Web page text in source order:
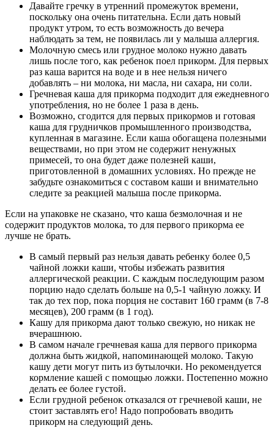
Давайте гречку в утренний промежуток времени,
поскольку она очень питательна. Если дать новый
продукт утром, то есть возможность до вечера
наблюдать за тем, не появилась ли у малыша аллергия.
Молочную смесь или грудное молоко нужно давать
лишь после того, как ребенок поел прикорм. Для первых
раз каша варится на воде и в нее нельзя ничего
добавлять – ни молока, ни масла, ни сахара, ни соли.
Гречневая каша для прикорма подходит для ежедневного
употребления, но не более 1 раза в день.
Возможно, сгодится для первых прикормов и готовая
каша для грудничков промышленного производства,
купленная в магазине. Если каша обогащена полезными
веществами, но при этом не содержит ненужных
примесей, то она будет даже полезней каши,
приготовленной в домашних условиях. Но прежде не
забудьте ознакомиться с составом каши и внимательно
следите за реакцией малыша после прикорма.
Если на упаковке не сказано, что каша безмолочная и не
содержит продуктов молока, то для первого прикорма ее
лучше не брать.
В самый первый раз нельзя давать ребенку более 0,5
чайной ложки каши, чтобы избежать развития
аллергической реакции. С каждым последующим разом
порцию надо сделать больше на 0,5-1 чайную ложку. И
так до тех пор, пока порция не составит 160 грамм (в 7-8
месяцев), 200 грамм (в 1 год).
Кашу для прикорма дают только свежую, но никак не
вчерашнюю.
В самом начале гречневая каша для первого прикорма
должна быть жидкой, напоминающей молоко. Такую
кашу дети могут пить из бутылочки. Но рекомендуется
кормление кашей с помощью ложки. Постепенно можно
делать ее более густой.
Если грудной ребенок отказался от гречневой каши, не
стоит заставлять его! Надо попробовать вводить
прикорм на следующий день.